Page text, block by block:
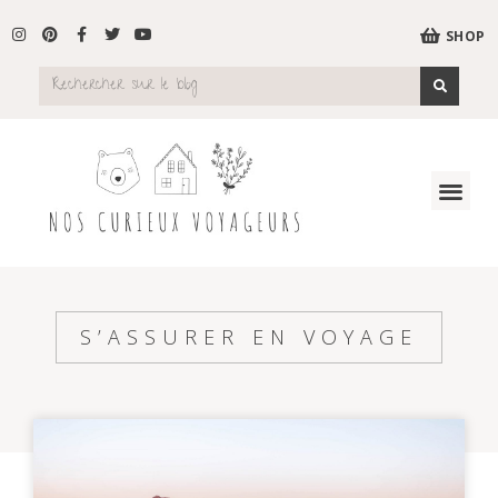
SHOP
S’ASSURER EN VOYAGE